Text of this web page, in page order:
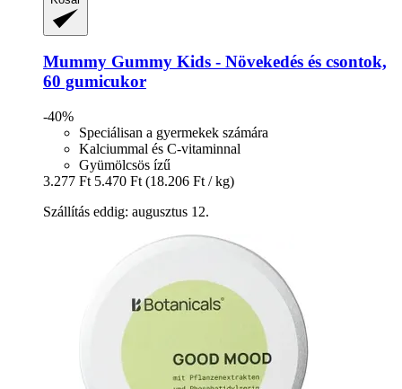
Mummy Gummy Kids -​ Növekedés és csontok,
60 gumicukor
-40%
Speciálisan a gyermekek számára
Kalciummal és C-vitaminnal
Gyümölcsös ízű
3.277 Ft 5.470 Ft (18.206 Ft / kg)
Szállítás eddig: augusztus 12.